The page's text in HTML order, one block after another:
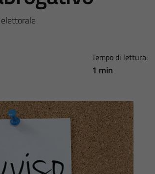
Tempo di lettura:
1 min